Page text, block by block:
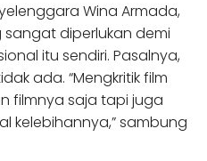
Wina Armada,
sangat diperlukan demi
itu sendiri. Pasalnya,
ada. “Mengkritik film
filmnya saja tapi juga
kelebihannya,” sambung